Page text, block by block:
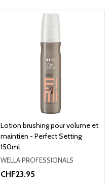
Lotion brushing pour volume et
maintien - Perfect Setting
150ml
WELLA PROFESSIONALS
CHF23.95